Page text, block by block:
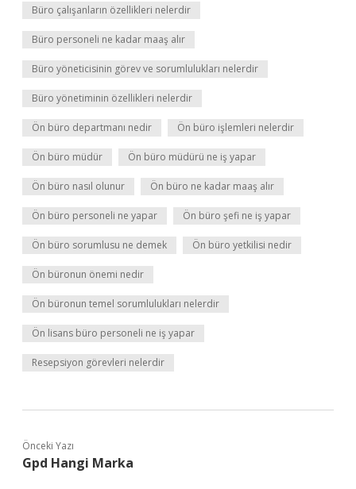
Büro çalışanların özellikleri nelerdir
Büro personeli ne kadar maaş alır
Büro yöneticisinin görev ve sorumlulukları nelerdir
Büro yönetiminin özellikleri nelerdir
Ön büro departmanı nedir Ön büro işlemleri nelerdir
Ön büro müdür Ön büro müdürü ne iş yapar
Ön büro nasıl olunur Ön büro ne kadar maaş alır
Ön büro personeli ne yapar Ön büro şefi ne iş yapar
Ön büro sorumlusu ne demek Ön büro yetkilisi nedir
Ön büronun önemi nedir
Ön büronun temel sorumlulukları nelerdir
Ön lisans büro personeli ne iş yapar
Resepsiyon görevleri nelerdir
Önceki Yazı
Gpd Hangi Marka